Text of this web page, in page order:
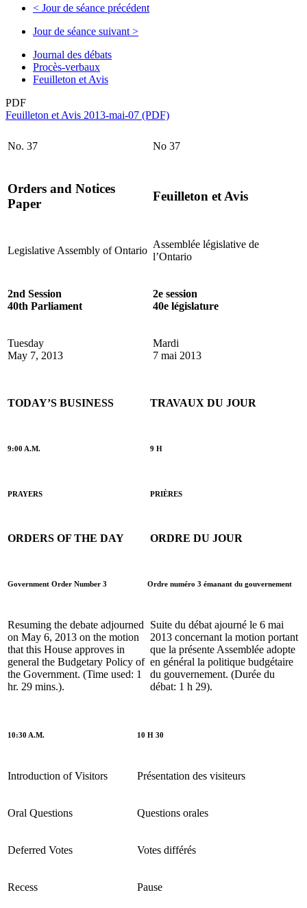
< Jour de séance précédent
Jour de séance suivant >
Journal des débats
Procès-verbaux
Feuilleton et Avis
PDF
Feuilleton et Avis 2013-mai-07 (PDF)
No. 37 No 37
Orders and Notices
Paper
Feuilleton et Avis
Legislative Assembly of Ontario
Assemblée législative de
l’Ontario
2nd Session
40th Parliament
2e session
40e législature
Tuesday
May 7, 2013
Mardi
7 mai 2013
TODAY’S BUSINESS TRAVAUX DU JOUR
9:00 A.M. 9 H
PRAYERS PRIÈRES
ORDERS OF THE DAY ORDRE DU JOUR
Government Order Number 3 Ordre numéro 3 émanant du gouvernement
Resuming the debate adjourned
on May 6, 2013 on the motion
that this House approves in
general the Budgetary Policy of
the Government. (Time used: 1
hr. 29 mins.).
Suite du débat ajourné le 6 mai
2013 concernant la motion portant
que la présente Assemblée adopte
en général la politique budgétaire
du gouvernement. (Durée du
débat: 1 h 29).
10:30 A.M. 10 H 30
Introduction of Visitors Présentation des visiteurs
Oral Questions Questions orales
Deferred Votes Votes différés
Recess Pause